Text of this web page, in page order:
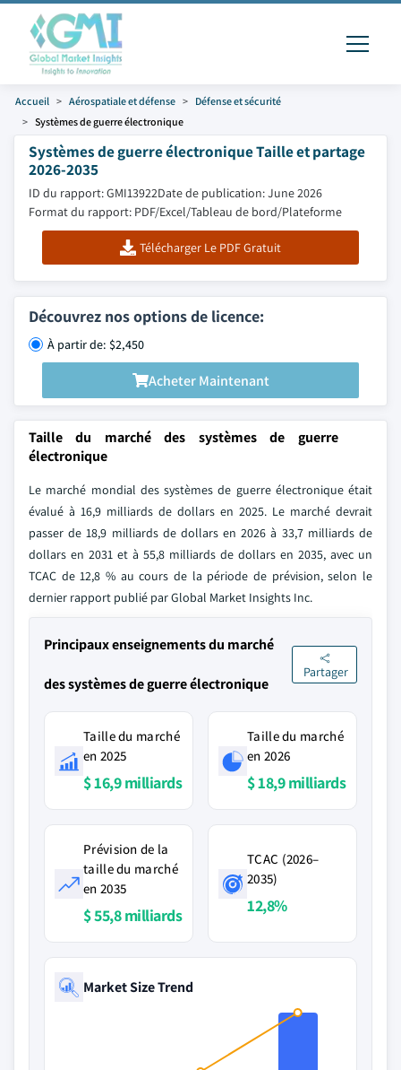
Accueil Aérospatiale et défense
Défense et sécurité
Systèmes de guerre électronique
Systèmes de guerre électronique Taille et partage
2026-2035
ID du rapport: GMI13922Date de publication: June 2026
Format du rapport: PDF/Excel/Tableau de bord/Plateforme
Télécharger Le PDF Gratuit
Découvrez nos options de licence:
À partir de: $2,450
Acheter Maintenant
Taille du marché des systèmes de guerre
électronique
Le marché mondial des systèmes de guerre électronique était
évalué à 16,9 milliards de dollars en 2025. Le marché devrait
passer de 18,9 milliards de dollars en 2026 à 33,7 milliards de
dollars en 2031 et à 55,8 milliards de dollars en 2035, avec un
TCAC de 12,8 % au cours de la période de prévision, selon le
dernier rapport publié par Global Market Insights Inc.
Principaux enseignements du marché
des systèmes de guerre électronique
Partager
Taille du marché
en 2025
$ 16,9 milliards
Taille du marché
en 2026
$ 18,9 milliards
Prévision de la
taille du marché
en 2035
$ 55,8 milliards
TCAC (2026–
2035)
12,8%
Market Size Trend